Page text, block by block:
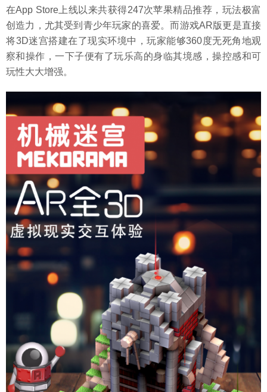
在App Store上线以来共获得247次苹果精品推荐，玩法极富
创造力，尤其受到青少年玩家的喜爱。而游戏AR版更是直接
将3D迷宫搭建在了现实环境中，玩家能够360度无死角地观
察和操作，一下子便有了玩乐高的身临其境感，操控感和可
玩性大大增强。